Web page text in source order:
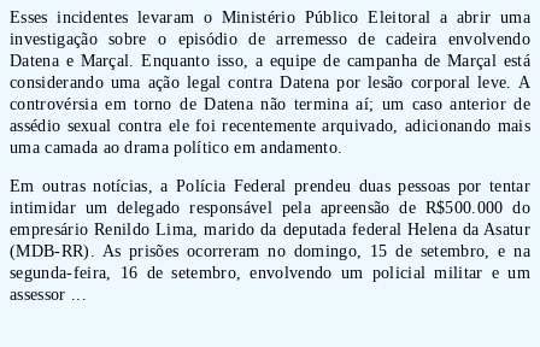
Esses incidentes levaram o Ministério Público Eleitoral a abrir uma
investigação sobre o episódio de arremesso de cadeira envolvendo
Datena e Marçal. Enquanto isso, a equipe de campanha de Marçal está
considerando uma ação legal contra Datena por lesão corporal leve. A
controvérsia em torno de Datena não termina aí; um caso anterior de
assédio sexual contra ele foi recentemente arquivado, adicionando mais
uma camada ao drama político em andamento.
Em outras notícias, a Polícia Federal prendeu duas pessoas por tentar
intimidar um delegado responsável pela apreensão de R$500.000 do
empresário Renildo Lima, marido da deputada federal Helena da Asatur
(MDB-RR). As prisões ocorreram no domingo, 15 de setembro, e na
segunda-feira, 16 de setembro, envolvendo um policial militar e um
assessor ...